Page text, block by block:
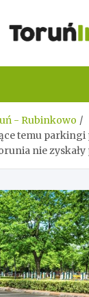
- Rubinkowo
temu
nie